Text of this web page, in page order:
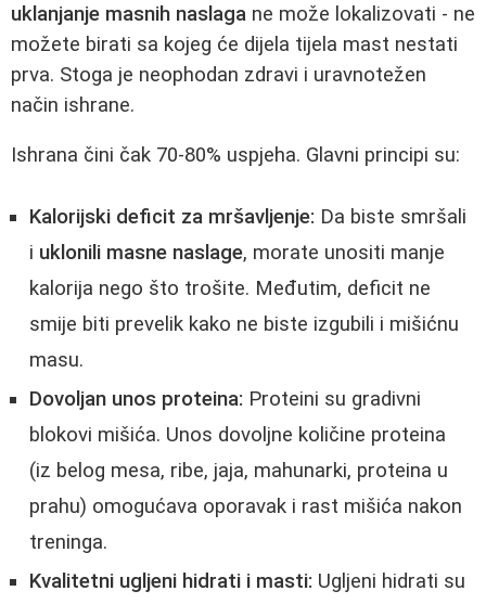
uklanjanje masnih naslaga ne može lokalizovati - ne
možete birati sa kojeg će dijela tijela mast nestati
prva. Stoga je neophodan zdravi i uravnotežen
način ishrane.
Ishrana čini čak 70-80% uspjeha. Glavni principi su:
Kalorijski deficit za mršavljenje: Da biste smršali
i uklonili masne naslage, morate unositi manje
kalorija nego što trošite. Međutim, deficit ne
smije biti prevelik kako ne biste izgubili i mišićnu
masu.
Dovoljan unos proteina: Proteini su gradivni
blokovi mišića. Unos dovoljne količine proteina
(iz belog mesa, ribe, jaja, mahunarki, proteina u
prahu) omogućava oporavak i rast mišića nakon
treninga.
Kvalitetni ugljeni hidrati i masti: Ugljeni hidrati su